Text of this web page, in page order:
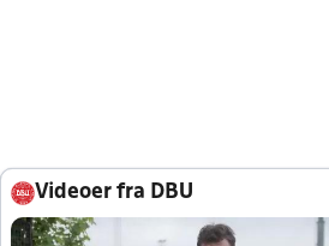
Videoer fra DBU